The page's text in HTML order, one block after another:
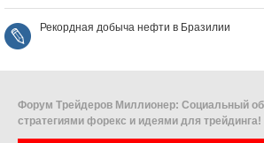
Рекордная добыча нефти в Бразилии
Форум Трейдеров Миллионер: Социальный
стратегиями форекс и идеями для трейдинга!